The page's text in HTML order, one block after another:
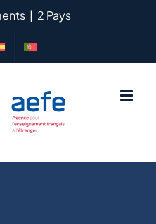
| 2 Pays